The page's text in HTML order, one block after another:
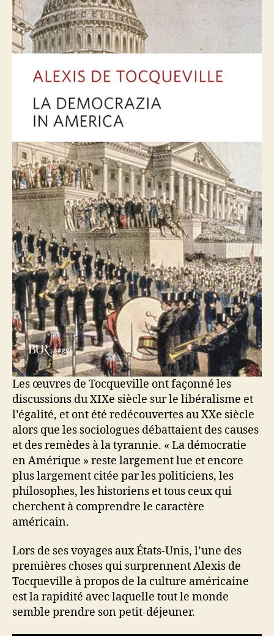
Les œuvres de Tocqueville ont façonné les
discussions du XIXe siècle sur le libéralisme et
l’égalité, et ont été redécouvertes au XXe siècle
alors que les sociologues débattaient des causes
et des remèdes à la tyrannie. « La démocratie
en Amérique » reste largement lue et encore
plus largement citée par les politiciens, les
philosophes, les historiens et tous ceux qui
cherchent à comprendre le caractère
américain.
Lors de ses voyages aux États-Unis, l’une des
premières choses qui surprennent Alexis de
Tocqueville à propos de la culture américaine
est la rapidité avec laquelle tout le monde
semble prendre son petit-déjeuner.